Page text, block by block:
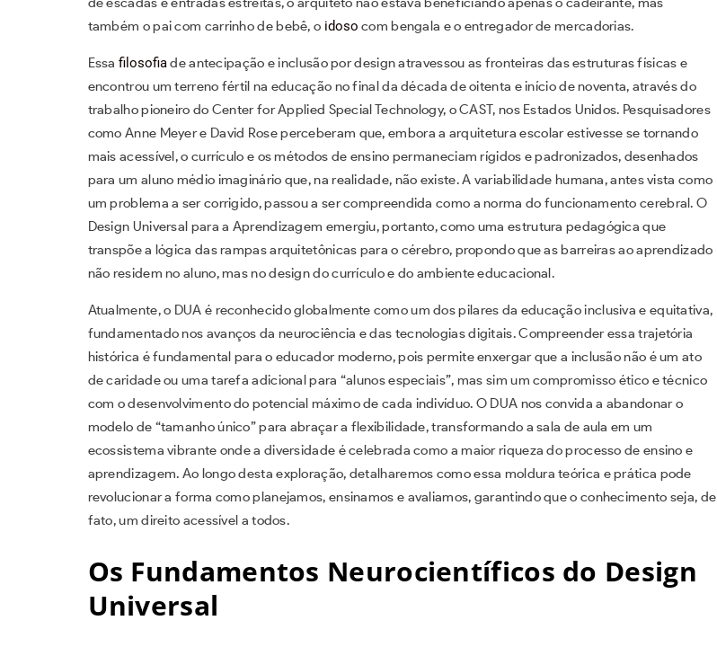
também o pai com carrinho de bebê, o idoso com bengala e o entregador de mercadorias.
Essafilosofiade antecipação e inclusão por design atravessou as fronteiras das estruturas físicas e
encontrou um terreno fértil na educação no final da década de oitenta e início de noventa, através do
trabalho pioneiro do Center for Applied Special Technology, o CAST, nos Estados Unidos. Pesquisadores
como Anne Meyer e David Rose perceberam que, embora a arquitetura escolar estivesse se tornando
mais acessível, o currículo e os métodos de ensino permaneciam rígidos e padronizados, desenhados
para um aluno médio imaginário que, na realidade, não existe. A variabilidade humana, antes vista como
um problema a ser corrigido, passou a ser compreendida como a norma do funcionamento cerebral. O
Design Universal para a Aprendizagem emergiu, portanto, como uma estrutura pedagógica que
transpõe a lógica das rampas arquitetônicas para o cérebro, propondo que as barreiras ao aprendizado
não residem no aluno, mas no design do currículo e do ambiente educacional.
Atualmente, o DUA é reconhecido globalmente como um dos pilares da educação inclusiva e equitativa,
fundamentado nos avanços da neurociência e das tecnologias digitais. Compreender essa trajetória
histórica é fundamental para o educador moderno, pois permite enxergar que a inclusão não é um ato
de caridade ou uma tarefa adicional para “alunos especiais”, mas sim um compromisso ético e técnico
com o desenvolvimento do potencial máximo de cada indivíduo. O DUA nos convida a abandonar o
modelo de “tamanho único” para abraçar a flexibilidade, transformando a sala de aula em um
ecossistema vibrante onde a diversidade é celebrada como a maior riqueza do processo de ensino e
aprendizagem. Ao longo desta exploração, detalharemos como essa moldura teórica e prática pode
revolucionar a forma como planejamos, ensinamos e avaliamos, garantindo que o conhecimento seja, de
fato, um direito acessível a todos.
Os Fundamentos Neurocientíficos do Design
Universal